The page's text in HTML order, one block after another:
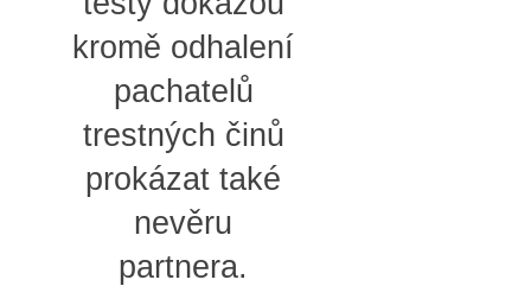
kromě odhalení
pachatelů
trestných činů
prokázat také
nevěru
partnera.